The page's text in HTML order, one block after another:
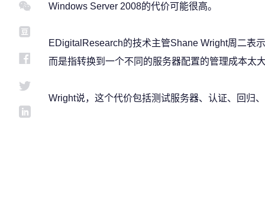
Windows Server 2008的代价可能很高。
EDigitalResearch的技术主管Shane Wright周二表
而是指转换到一个不同的服务器配置的管理成本太
Wright说，这个代价包括测试服务器、认证、回归